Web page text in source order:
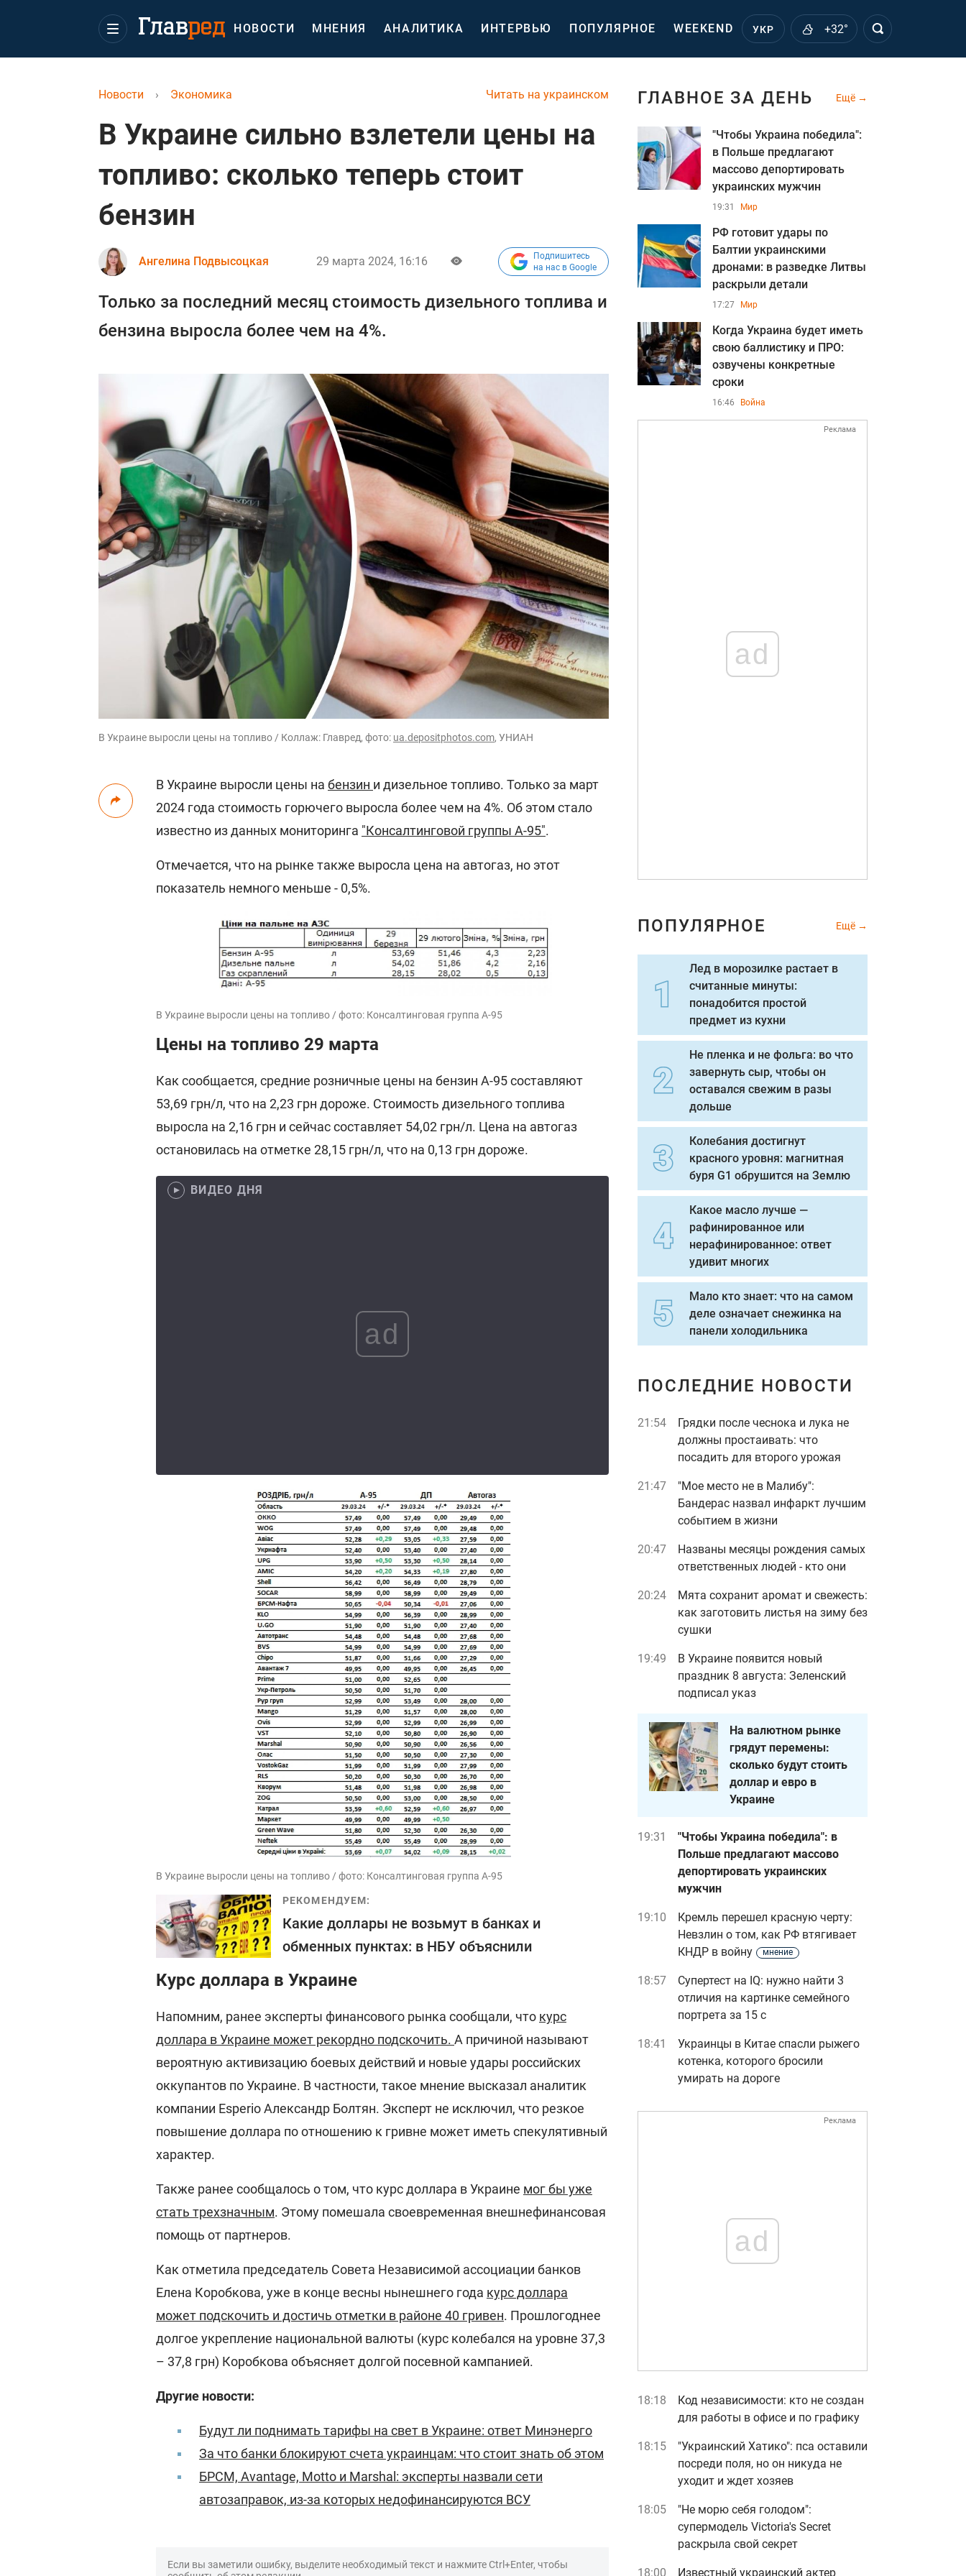
НОВОСТИ МНЕНИЯ АНАЛИТИКА ИНТЕРВЬЮ ПОПУЛЯРНОЕ WEEKEND УКР +32°
Читать на украинском
Новости › Экономика
В Украине сильно взлетели цены на
топливо: сколько теперь стоит
бензин
Ангелина Подвысоцкая 29 марта 2024, 16:16
Подпишитесь
на нас в Google
Только за последний месяц стоимость дизельного топлива и
бензина выросла более чем на 4%.
В Украине выросли цены на топливо / Коллаж: Главред, фото: ua.depositphotos.com, УНИАН
В Украине выросли цены на бензин и дизельное топливо. Только за март
2024 года стоимость горючего выросла более чем на 4%. Об этом стало
известно из данных мониторинга "Консалтинговой группы А-95".
Отмечается, что на рынке также выросла цена на автогаз, но этот
показатель немного меньше - 0,5%.
В Украине выросли цены на топливо / фото: Консалтинговая группа А-95
Цены на топливо 29 марта
Как сообщается, средние розничные цены на бензин А-95 составляют
53,69 грн/л, что на 2,23 грн дороже. Стоимость дизельного топлива
выросла на 2,16 грн и сейчас составляет 54,02 грн/л. Цена на автогаз
остановилась на отметке 28,15 грн/л, что на 0,13 грн дороже.
ВИДЕО ДНЯ
ad
В Украине выросли цены на топливо / фото: Консалтинговая группа А-95
РЕКОМЕНДУЕМ:
Какие доллары не возьмут в банках и
обменных пунктах: в НБУ объяснили
Курс доллара в Украине
Напомним, ранее эксперты финансового рынка сообщали, что курс
доллара в Украине может рекордно подскочить. А причиной называют
вероятную активизацию боевых действий и новые удары российских
оккупантов по Украине. В частности, такое мнение высказал аналитик
компании Esperio Александр Болтян. Эксперт не исключил, что резкое
повышение доллара по отношению к гривне может иметь спекулятивный
характер.
Также ранее сообщалось о том, что курс доллара в Украине мог бы уже
стать трехзначным. Этому помешала своевременная внешнефинансовая
помощь от партнеров.
Как отметила председатель Совета Независимой ассоциации банков
Елена Коробкова, уже в конце весны нынешнего года курс доллара
может подскочить и достичь отметки в районе 40 гривен. Прошлогоднее
долгое укрепление национальной валюты (курс колебался на уровне 37,3
– 37,8 грн) Коробкова объясняет долгой посевной кампанией.
Другие новости:
Будут ли поднимать тарифы на свет в Украине: ответ Минэнерго
За что банки блокируют счета украинцам: что стоит знать об этом
БРСМ, Avantage, Motto и Marshal: эксперты назвали сети
автозаправок, из-за которых недофинансируются ВСУ
Если вы заметили ошибку, выделите необходимый текст и нажмите Ctrl+Enter, чтобы
ГЛАВНОЕ ЗА ДЕНЬ Ещё
"Чтобы Украина победила":
в Польше предлагают
массово депортировать
украинских мужчин
19:31 Мир
РФ готовит удары по
Балтии украинскими
дронами: в разведке Литвы
раскрыли детали
17:27 Мир
Когда Украина будет иметь
свою баллистику и ПРО:
озвучены конкретные
сроки
16:46 Война
Реклама
ad
ПОПУЛЯРНОЕ Ещё
Лед в морозилке растает в
считанные минуты:
понадобится простой
предмет из кухни
Не пленка и не фольга: во что
завернуть сыр, чтобы он
оставался свежим в разы
дольше
Колебания достигнут
красного уровня: магнитная
буря G1 обрушится на Землю
Какое масло лучше —
рафинированное или
нерафинированное: ответ
удивит многих
Мало кто знает: что на самом
деле означает снежинка на
панели холодильника
ПОСЛЕДНИЕ НОВОСТИ
21:54
Грядки после чеснока и лука не
должны простаивать: что
посадить для второго урожая
21:47
"Мое место не в Малибу":
Бандерас назвал инфаркт лучшим
событием в жизни
20:47
Названы месяцы рождения самых
ответственных людей - кто они
20:24
Мята сохранит аромат и свежесть:
как заготовить листья на зиму без
сушки
19:49
В Украине появится новый
праздник 8 августа: Зеленский
подписал указ
На валютном рынке
грядут перемены:
сколько будут стоить
доллар и евро в
Украине
19:31
"Чтобы Украина победила": в
Польше предлагают массово
депортировать украинских
мужчин
19:10
Кремль перешел красную черту:
Невзлин о том, как РФ втягивает
КНДР в войну
мнение
18:57
Супертест на IQ: нужно найти 3
отличия на картинке семейного
портрета за 15 с
18:41
Украинцы в Китае спасли рыжего
котенка, которого бросили
умирать на дороге
Реклама
ad
18:18
Код независимости: кто не создан
для работы в офисе и по графику
18:15
"Украинский Хатико": пса оставили
посреди поля, но он никуда не
уходит и ждет хозяев
18:05
"Не морю себя голодом":
супермодель Victoria's Secret
раскрыла свой секрет
18:00 Известный украинский актер